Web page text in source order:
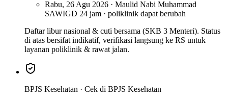
Rabu, 26 Agu 2026 · Maulid Nabi Muhammad
SAWIGD 24 jam · poliklinik dapat berubah
Daftar libur nasional & cuti bersama (SKB 3 Menteri). Status
di atas bersifat indikatif, verifikasi langsung ke RS untuk
layanan poliklinik & rawat jalan.
BPJS Kesehatan · Cek di BPJS Kesehatan